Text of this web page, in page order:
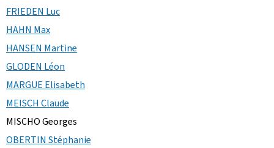
FRIEDEN Luc
HAHN Max
HANSEN Martine
GLODEN Léon
MARGUE Elisabeth
MEISCH Claude
MISCHO Georges
OBERTIN Stéphanie